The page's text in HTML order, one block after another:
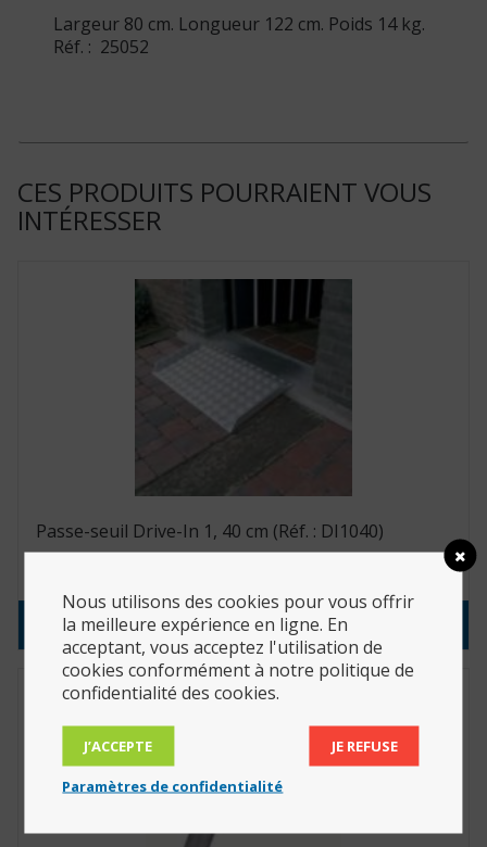
Largeur 80 cm. Longueur 122 cm. Poids 14 kg.
Réf. : 25052
CES PRODUITS POURRAIENT VOUS
INTÉRESSER
Passe-seuil Drive-In 1, 40 cm (Réf. : DI1040)
Consulter le produit
Nous utilisons des cookies pour vous offrir
la meilleure expérience en ligne. En
acceptant, vous acceptez l'utilisation de
cookies conformément à notre politique de
confidentialité des cookies.
J’ACCEPTE JE REFUSE
Paramètres de confidentialité